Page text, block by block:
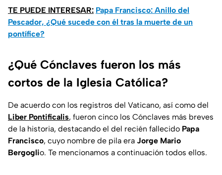
TE PUEDE INTERESAR: Papa Francisco: Anillo del
Pescador, ¿Qué sucede con él tras la muerte de un
pontífice?
¿Qué Cónclaves fueron los más
cortos de la Iglesia Católica?
De acuerdo con los registros del Vaticano, así como del
Liber Pontificalis, fueron cinco los Cónclaves más breves
de la historia, destacando el del recién fallecido Papa
Francisco, cuyo nombre de pila era Jorge Mario
Bergoglio. Te mencionamos a continuación todos ellos.